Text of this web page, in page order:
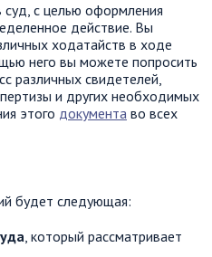
с целью оформления
действие. Вы
ходатайств в ходе
него вы можете попросить
различных свидетелей,
и других необходимых
этого документа во всех
будет следующая:
, который рассматривает